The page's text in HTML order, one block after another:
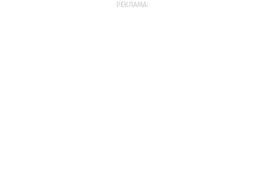
РЕКЛАМА: